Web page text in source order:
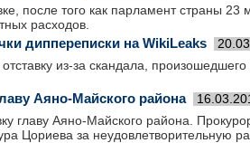
после того как парламент страны 23
расходов.
диппереписки на WikiLeaks
из-за скандала, произошедшего
Аяно-Майского района
главу Аяно-Майского района.
Цориева за неудовлетворительную